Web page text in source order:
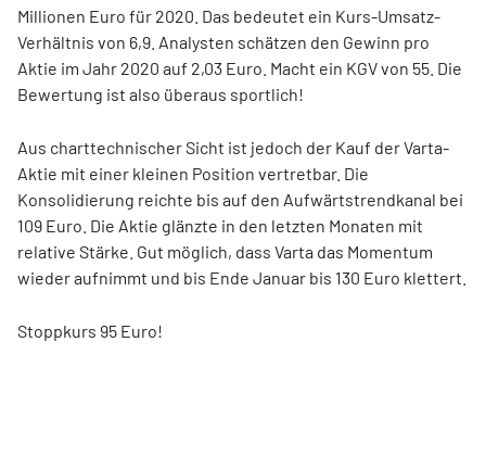
Millionen Euro für 2020. Das bedeutet ein Kurs-Umsatz-
Verhältnis von 6,9. Analysten schätzen den Gewinn pro
Aktie im Jahr 2020 auf 2,03 Euro. Macht ein KGV von 55. Die
Bewertung ist also überaus sportlich!
Aus charttechnischer Sicht ist jedoch der Kauf der Varta-
Aktie mit einer kleinen Position vertretbar. Die
Konsolidierung reichte bis auf den Aufwärtstrendkanal bei
109 Euro. Die Aktie glänzte in den letzten Monaten mit
relative Stärke. Gut möglich, dass Varta das Momentum
wieder aufnimmt und bis Ende Januar bis 130 Euro klettert.
Stoppkurs 95 Euro!